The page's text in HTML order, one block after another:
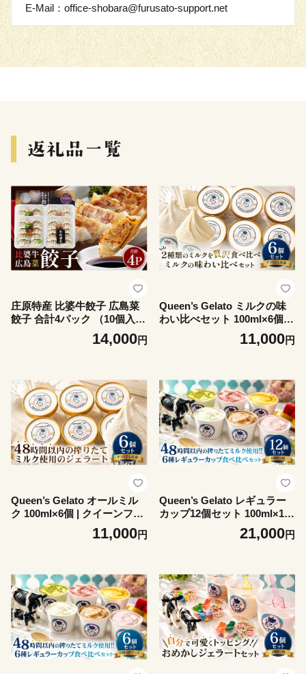
E-Mail：office-shobara@furusato-support.net
庄原特産 比婆牛餃子 広島菜
餃子 合計4パック （10個入り
×4パック）合計40個 | 餃子食
べ比べ ぎょうざ ギョウザ セ
子 黒毛和牛 ブランド牛 惣菜
おかず
14,000円
Queen’s Gelato ミルクの味
わい比べセット 100ml×6個 |
クイーンファーム クイーンズ
ジェラート ジェラート 贈物
11,000円
Queen’s Gelato オールミル
ク 100ml×6個 | クイーンファ
ーム クイーンズジェラート
ジェラート 贈物 贈答 プレゼ
11,000円
Queen’s Gelato レギュラー
カップ12個セット 100ml×12
個 （6種 各2個） | クイーン
ファーム クイーンズジェラー
ク いちごミルク ミルクチョ
コ 抹茶 マンゴーソルベ あ
まおうソルベ
21,000円